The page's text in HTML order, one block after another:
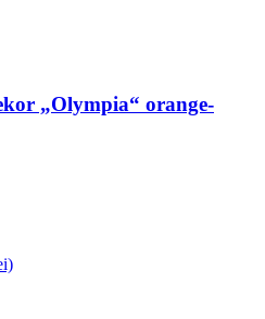
„Olympia“ orange-